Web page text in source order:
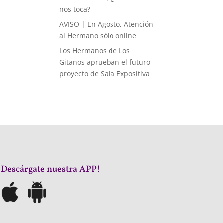
nos toca?
AVISO | En Agosto, Atención
al Hermano sólo online
Los Hermanos de Los
Gitanos aprueban el futuro
proyecto de Sala Expositiva
nuestra APP!